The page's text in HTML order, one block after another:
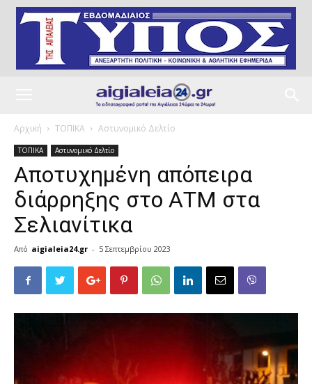
Αρχική ΤΟΠΙΚΑ Αστυνομικό Δελτίο
ΤΟΠΙΚΑ Αστυνομικό Δελτίο
Αποτυχημένη απόπειρα
διάρρηξης στο ΑΤΜ στα
Σελιανίτικα
Από aigialeia24.gr - 5 Σεπτεμβρίου 2023